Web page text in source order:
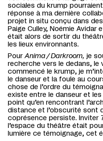
sociales du krump pourraient
réponse à ma dernière
projet in situ conçu dans
Paige Culley, Noémie Avidar
était alors de sortir du
les lieux environnants.
PourAnima / Darkroom, je
recherche vers le dedans, le
commencé le krump, je
le danseur et la foule au
chose de l’ordre du
existe entre le danseur et
point qu’en rencontrant
distance et l’obscurité sont
coprésence persiste. Inviter
l’espace du théâtre était
lumière ce témoignage, cet